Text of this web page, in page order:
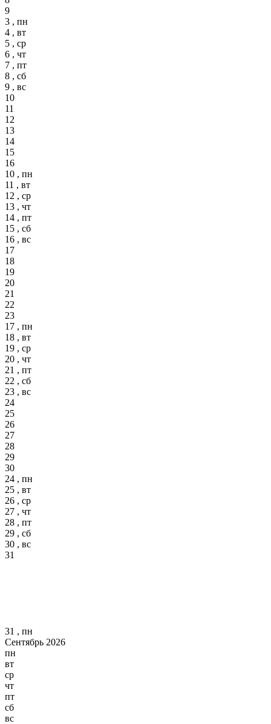
9
3 , пн
4 , вт
5 , ср
6 , чт
7 , пт
8 , сб
9 , вс
10
11
12
13
14
15
16
10 , пн
11 , вт
12 , ср
13 , чт
14 , пт
15 , сб
16 , вс
17
18
19
20
21
22
23
17 , пн
18 , вт
19 , ср
20 , чт
21 , пт
22 , сб
23 , вс
24
25
26
27
28
29
30
24 , пн
25 , вт
26 , ср
27 , чт
28 , пт
29 , сб
30 , вс
31
31 , пн
Сентябрь 2026
пн
вт
ср
чт
пт
сб
вс